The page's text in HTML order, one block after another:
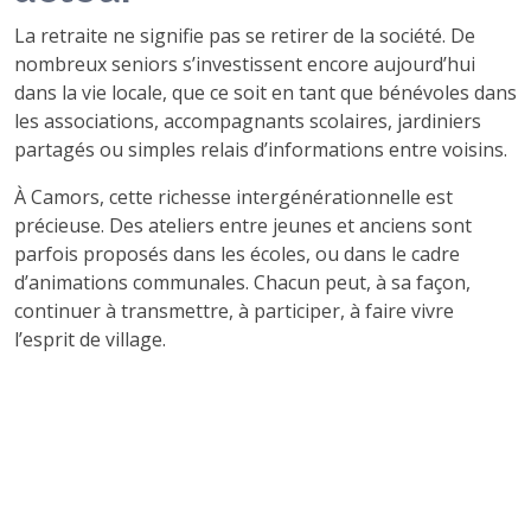
La retraite ne signifie pas se retirer de la société. De
nombreux seniors s’investissent encore aujourd’hui
dans la vie locale, que ce soit en tant que bénévoles dans
les associations, accompagnants scolaires, jardiniers
partagés ou simples relais d’informations entre voisins.
À Camors, cette richesse intergénérationnelle est
précieuse. Des ateliers entre jeunes et anciens sont
parfois proposés dans les écoles, ou dans le cadre
d’animations communales. Chacun peut, à sa façon,
continuer à transmettre, à participer, à faire vivre
l’esprit de village.